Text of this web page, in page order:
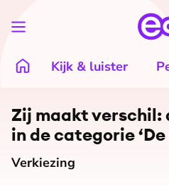
Kijk & luister
Zij maakt verschil:
in de categorie
Verkiezing